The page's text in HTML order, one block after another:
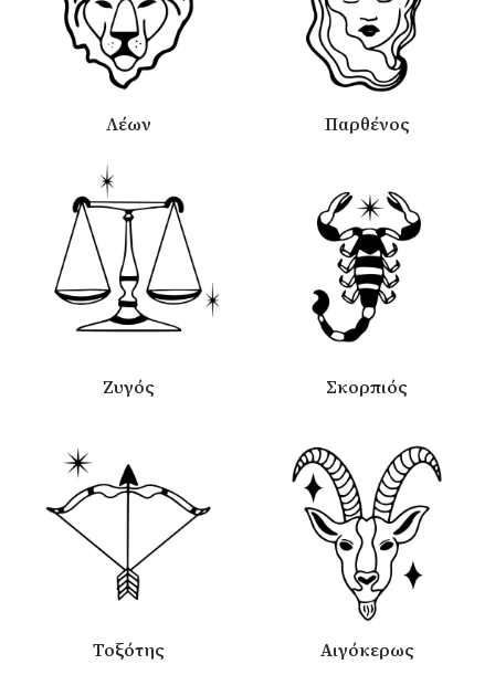
Λέων Παρθένος
Ζυγός Σκορπιός
Τοξότης Αιγόκερως